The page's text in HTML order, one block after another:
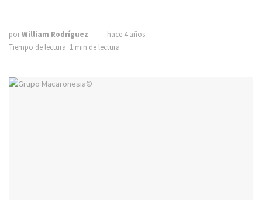
porWilliam Rodríguez
hace 4 años
Tiempo de lectura: 1 min de lectura